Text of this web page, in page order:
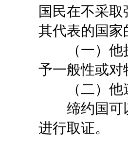
国民在不采
其代表的国家
（一）他执
予一般性或对
（二）他遵
缔约国可以
进行取证。